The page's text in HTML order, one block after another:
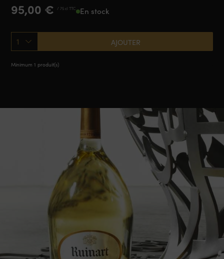
95,00 € / 75 cl TTC En stock
1 AJOUTER
Minimum 1 produit(s)